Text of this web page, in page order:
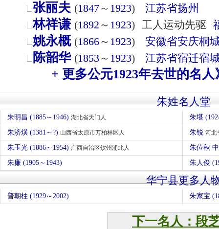
张丽夫 (1847～ 1923) 江苏省扬州
林祥谦 (1892 ～ 1923) 工人运动先驱
姚永概 (1866～ 1923) 安徽省安庆桐
陈韶华 (1853 ～ 1923) 江苏省宿迁宿
+ 更多公元1923年去世的名人
朱姓名人堂
朱明昌 (1885～1946) 湖北省天门人 朱堪
朱济熿 (1381～?) 山西省太原市万柏林区人 朱锐 河北
朱玉光 (1886～1954) 广西自治区钦州浦北人 朱位秋
朱廉 (1905～1943) 朱人俊
华宁县更多人
普朝柱 (1929～2002) 朱家宝
下一名人：段